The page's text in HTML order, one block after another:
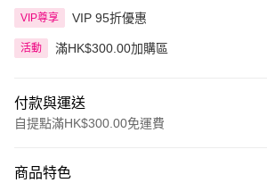
VIP尊享 VIP 95折優惠
活動 滿HK$300.00加購區
付款與運送
自提點滿HK$300.00免運費
信用卡
商品特色